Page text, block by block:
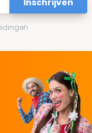
Inschrijven